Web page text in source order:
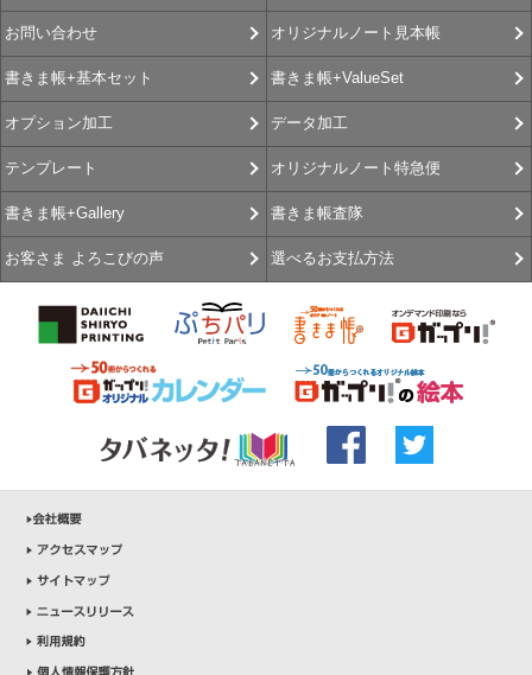
お問い合わせ オリジナルノート見本帳
書きま帳+基本セット 書きま帳+ValueSet
オプション加工 データ加工
テンプレート オリジナルノート特急便
書きま帳+Gallery 書きま帳査隊
お客さま よろこびの声 選べるお支払方法